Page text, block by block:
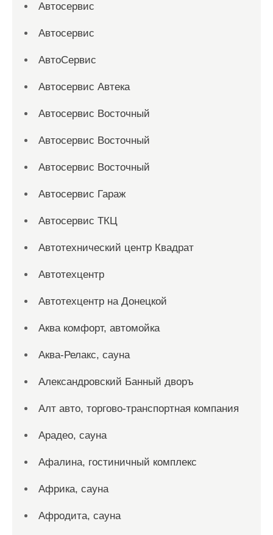
Автосервис
Автосервис
АвтоСервис
Автосервис Автека
Автосервис Восточный
Автосервис Восточный
Автосервис Восточный
Автосервис Гараж
Автосервис ТКЦ
Автотехнический центр Квадрат
Автотехцентр
Автотехцентр на Донецкой
Аква комфорт, автомойка
Аква-Релакс, сауна
Александровский Банный дворъ
Алт авто, торгово-транспортная компания
Арадео, сауна
Афалина, гостиничный комплекс
Африка, сауна
Афродита, сауна